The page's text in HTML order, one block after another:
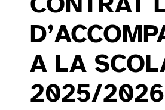
A LA
2025/2026